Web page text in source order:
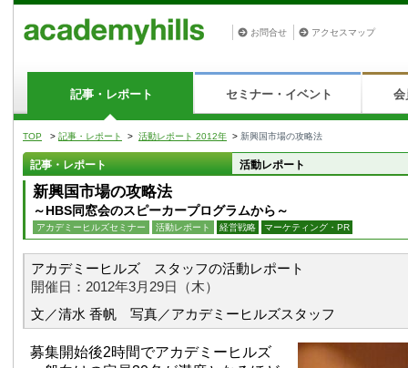
お問合せ アクセスマップ
記事・レポート セミナー・イベント 会
TOP > 記事・レポート > 活動レポート 2012年 > 新興国市場の攻略法
記事・レポート 活動レポート
新興国市場の攻略法
～HBS同窓会のスピーカープログラムから～
アカデミーヒルズセミナー 活動レポート 経営戦略 マーケティング・PR
アカデミーヒルズ スタッフの活動レポート
開催日：2012年3月29日（木）
文／清水 香帆 写真／アカデミーヒルズスタッフ
募集開始後2時間でアカデミーヒルズ